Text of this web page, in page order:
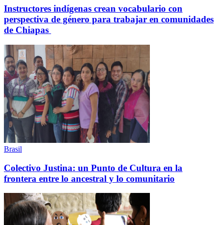
Instructores indígenas crean vocabulario con
perspectiva de género para trabajar en comunidades
de Chiapas
Brasil
Colectivo Justina: un Punto de Cultura en la
frontera entre lo ancestral y lo comunitario